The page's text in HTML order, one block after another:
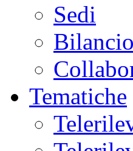
Sedi
Tematiche